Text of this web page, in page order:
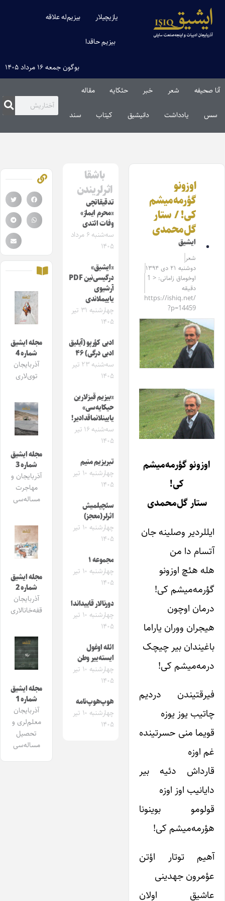
یازیچیلار بیزیم‌له علاقه
بیزیم حاقدا
بوگون جمعه ۱۶ مرداد ۱۴۰۵
آنا صحیفه شعر خبر حئکایه مقاله‌
سس یادداشت دانیشیق کیتاب سند
اوزونو
گؤرمه‌میشم
کی! / ستار
گل‌محمدی
ایشیق
شعر
دوشنبه ۲۱ دی ۱۳۹۴
اوخوماق زامانی: < 1
دقیقه
https://ishiq.net/
?p=14459
اوزونو گؤرمه‌میشم
کی!
ستار گل‌محمدی
ایللردیر وصلینه جان
آتسام دا من
هله هئچ اوزونو
گؤرمه‌میشم کی!
درمان اوچون
هیجران ووران یاراما
باغیندان بیر چیچک
درمه‌میشم کی!
فیرقتیندن دردیم
چاتیب یوز یوزه
قویما منی حسرتینده
غم اوزه
قارداش دئیه بیر
دایانیب اوز اوزه
قولومو بوینونا
هؤرمه‌میشم کی!
آهیم توتار اؤتن
عؤمرون جهدینی
عاشیق اولان
باشقا
اثرلریندن
تدقیقاتچی
«محرم ایماز»
وفات ائتدی
سه‌شنبه ۶ مرداد
۱۴۰۵
«ایشیق»
درگیسی‌نین PDF
آرشیوی
یاییملاندی
چهارشنبه ۳۱ تیر
۱۴۰۵
ادبی کؤرپو (آیلیق
ادبی درگی) ۴۶
سه‌شنبه ۲۳ تیر
۱۴۰۵
«بیزیم قیزلارین
حیکایه‌سی»
یایینلانماقدادیر!
سه‌شنبه ۱۶ تیر
۱۴۰۵
تبریزیم منیم
چهارشنبه ۱۰ تیر
۱۴۰۵
سئچیلمیش
اثرلر(معجز)
چهارشنبه ۱۰ تیر
۱۴۰۵
مجموعه ۱
چهارشنبه ۱۰ تیر
۱۴۰۵
دورنالار قاییداندا
چهارشنبه ۱۰ تیر
۱۴۰۵
ائله اوغول
ایسته‌ییر وطن
چهارشنبه ۱۰ تیر
۱۴۰۵
هوپ‌هوپ‌نامه
چهارشنبه ۱۰ تیر
۱۴۰۵
مجله ایشیق
شماره 4
آذربایجان
توی‌لاری
مجله ایشیق
شماره 3
آذربایجان و
مهاجرت
مساله‌سی
مجله ایشیق
شماره 2
آذربایجان
قفه‌خانالاری
مجله ایشیق
شماره 1
آذربایجان
معلم‌لری و
تحصیل
مساله‌سی